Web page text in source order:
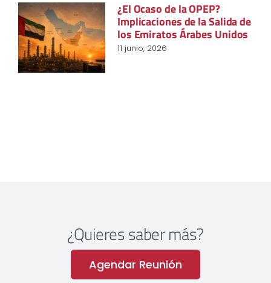
¿El Ocaso de la OPEP?
Implicaciones de la Salida de
los Emiratos Árabes Unidos
11 junio, 2026
¿Quieres saber más?
Agendar Reunión